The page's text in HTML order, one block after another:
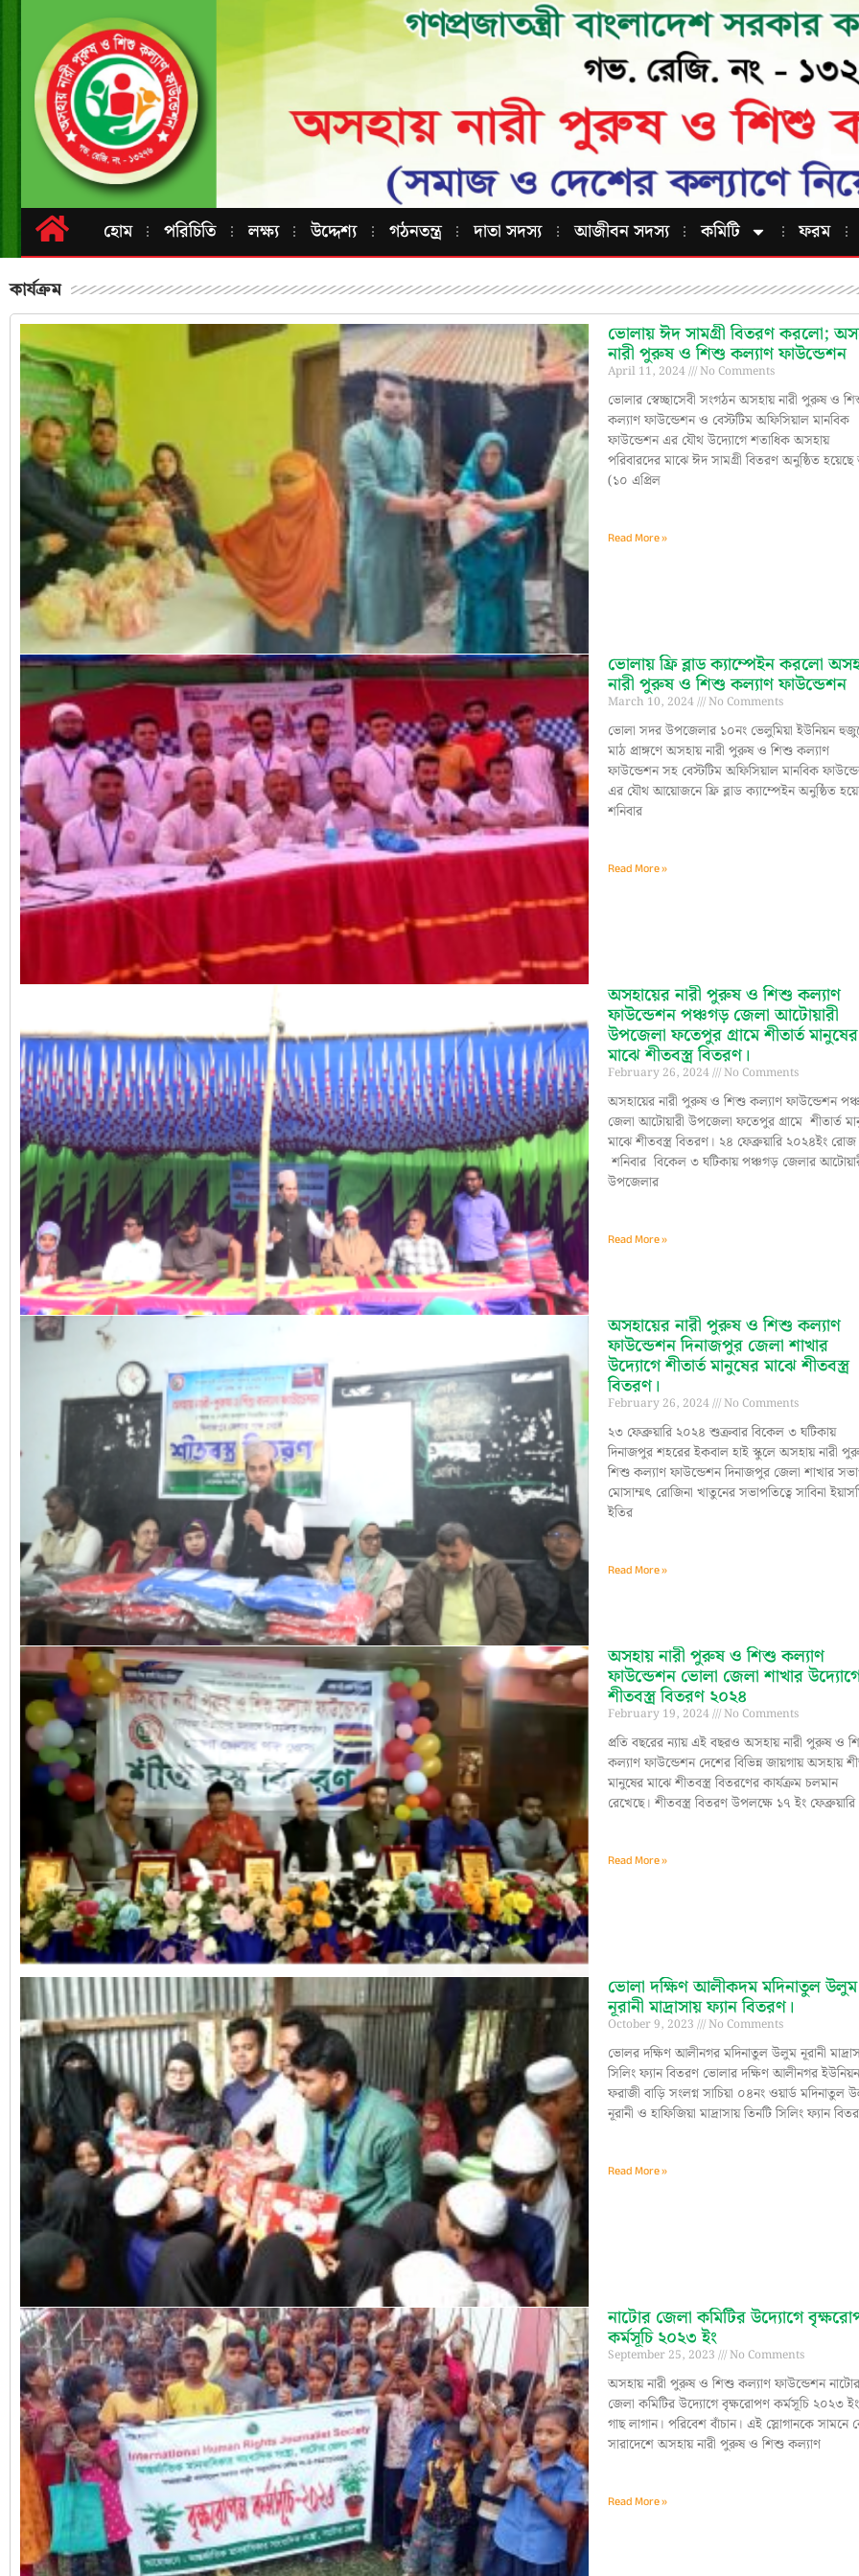
হোম পরিচিতি লক্ষ্য উদ্দেশ্য গঠনতন্ত্র দাতা সদস্য আজীবন সদস্য কমিটি ফরম
কার্যক্রম
ভোলায় ঈদ সামগ্রী বিতরণ করলো;
নারী পুরুষ ও শিশু কল্যাণ ফাউন্ডেশন
April 11, 2024 No Comments
ভোলার স্বেচ্ছাসেবী সংগঠন অসহায় নারী পুরুষ ও
কল্যাণ ফাউন্ডেশন ও বেস্টটিম অফিসিয়াল মানবিক
ফাউন্ডেশন এর যৌথ উদ্যোগে শতাধিক অসহায়
পরিবারদের মাঝে ঈদ সামগ্রী বিতরণ অনুষ্ঠিত
(১০ এপ্রিল
Read More »
ভোলায় ফ্রি ব্লাড ক্যাম্পেইন করলো
নারী পুরুষ ও শিশু কল্যাণ ফাউন্ডেশন
March 10, 2024 No Comments
ভোলা সদর উপজেলার ১০নং ভেলুমিয়া ইউনিয়ন
মাঠ প্রাঙ্গণে অসহায় নারী পুরুষ ও শিশু কল্যাণ
ফাউন্ডেশন সহ বেস্টটিম অফিসিয়াল মানবিক
এর যৌথ আয়োজনে ফ্রি ব্লাড ক্যাম্পেইন অনুষ্ঠিত
শনিবার
Read More »
অসহায়ের নারী পুরুষ ও শিশু কল্যাণ
ফাউন্ডেশন পঞ্চগড় জেলা আটোয়ারী
উপজেলা ফতেপুর গ্রামে শীতার্ত মানুষের
মাঝে শীতবস্ত্র বিতরণ।
February 26, 2024 No Comments
অসহায়ের নারী পুরুষ ও শিশু কল্যাণ ফাউন্ডেশন
জেলা আটোয়ারী উপজেলা ফতেপুর গ্রামে শীতার্ত
মাঝে শীতবস্ত্র বিতরণ। ২৪ ফেব্রুয়ারি ২০২৪ইং রোজ
শনিবার বিকেল ৩ ঘটিকায় পঞ্চগড় জেলার
উপজেলার
Read More »
অসহায়ের নারী পুরুষ ও শিশু কল্যাণ
ফাউন্ডেশন দিনাজপুর জেলা শাখার
উদ্যোগে শীতার্ত মানুষের মাঝে শীতবস্ত্র
বিতরণ।
February 26, 2024 No Comments
২৩ ফেব্রুয়ারি ২০২৪ শুক্রবার বিকেল ৩ ঘটিকায়
দিনাজপুর শহরের ইকবাল হাই স্কুলে অসহায় নারী
শিশু কল্যাণ ফাউন্ডেশন দিনাজপুর জেলা শাখার
মোসাম্মৎ রোজিনা খাতুনের সভাপতিত্বে সাবিনা
ইতির
Read More »
অসহায় নারী পুরুষ ও শিশু কল্যাণ
ফাউন্ডেশন ভোলা জেলা শাখার
শীতবস্ত্র বিতরণ ২০২৪
February 19, 2024 No Comments
প্রতি বছরের ন্যায় এই বছরও অসহায় নারী পুরুষ ও
কল্যাণ ফাউন্ডেশন দেশের বিভিন্ন জায়গায় অসহায়
মানুষের মাঝে শীতবস্ত্র বিতরণের কার্যক্রম চলমান
রেখেছে। শীতবস্ত্র বিতরণ উপলক্ষে ১৭ ইং ফেব্রুয়ারি
Read More »
ভোলা দক্ষিণ আলীকদম মদিনাতুল উলুম
নূরানী মাদ্রাসায় ফ্যান বিতরণ।
October 9, 2023 No Comments
ভোলর দক্ষিণ আলীনগর মদিনাতুল উলুম নূরানী
সিলিং ফ্যান বিতরণ ‌ভোলার দক্ষিণ আলীনগর
ফরাজী বাড়ি সংলগ্ন সাচিয়া ০৪নং ওয়ার্ড মদিনাতুল
নূরানী ও হাফিজিয়া মাদ্রাসায় তিনটি সিলিং ফ্যান
Read More »
নাটোর জেলা কমিটির উদ্যোগে
কর্মসূচি ২০২৩ ইং
September 25, 2023 No Comments
অসহায় নারী পুরুষ ও শিশু কল্যাণ ফাউন্ডেশন
জেলা কমিটির উদ্যোগে বৃক্ষরোপণ কর্মসূচি ২০২৩
গাছ লাগান। পরিবেশ বাঁচান। এই স্লোগানকে সামনে
সারাদেশে অসহায় নারী পুরুষ ও শিশু কল্যাণ
Read More »